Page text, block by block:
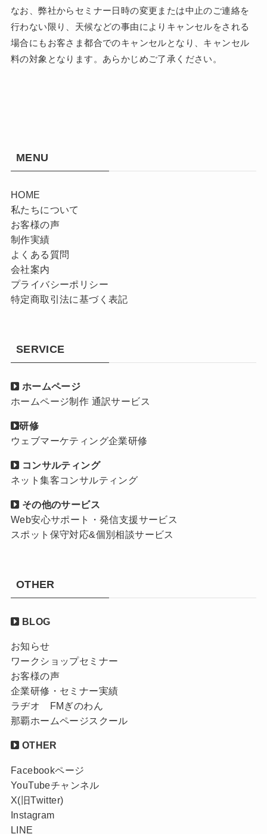
なお、弊社からセミナー日時の変更または中止のご連絡を
行わない限り、天候などの事由によりキャンセルをされる
場合にもお客さま都合でのキャンセルとなり、キャンセル
料の対象となります。あらかじめご了承ください。
MENU
HOME
私たちについて
お客様の声
制作実績
よくある質問
会社案内
プライバシーポリシー
特定商取引法に基づく表記
SERVICE
ホームページ
ホームページ制作 通訳サービス
研修
ウェブマーケティング企業研修
コンサルティング
ネット集客コンサルティング
その他のサービス
Web安心サポート・発信支援サービス
スポット保守対応&個別相談サービス
OTHER
BLOG
お知らせ
ワークショップセミナー
お客様の声
企業研修・セミナー実績
ラヂオ FMぎのわん
那覇ホームページスクール
OTHER
Facebookページ
YouTubeチャンネル
X(旧Twitter)
Instagram
LINE